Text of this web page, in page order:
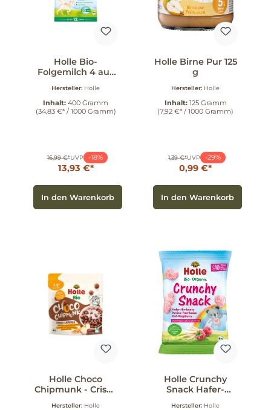
Holle Bio-
Folgemilch 4 aus
g
Hersteller: Holle
Inhalt: 400 Gramm
(34,83 €* / 1000 Gramm)
16,99 €*UVP -18%
13,93 €*
In den Warenkorb
Holle Birne Pur 125
g
Hersteller: Holle
Inhalt: 125 Gramm
(7,92 €* / 1000 Gramm)
1,39 €*UVP -29%
0,99 €*
In den Warenkorb
Holle Choco
Chipmunk - Crispy
Hersteller: Holle
Holle Crunchy
Snack Hafer-
Hersteller: Holle